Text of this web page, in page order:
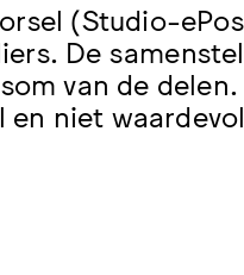
(Studio-
De
van de
niet